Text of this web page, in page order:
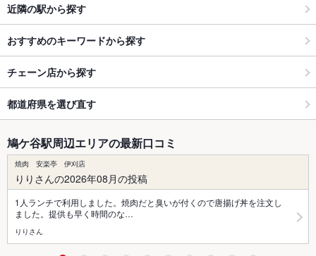
近隣の駅から探す
おすすめのキーワードから探す
チェーン店から探す
都道府県を選び直す
鳩ケ谷駅周辺エリアの最新口コミ
焼肉 安楽亭 伊刈店
りりさんの2026年08月の投稿
1人ランチで利用しました。焼肉だと臭いが付くので唐揚げ丼を注文し
ました。提供も早く時間のな…
りりさん